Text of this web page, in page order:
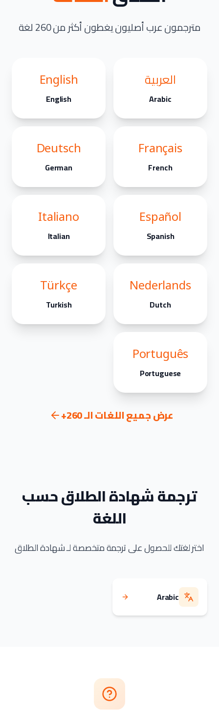
مترجمون عرب أصليون يغطون أكثر من 260 لغة
العربية
Arabic
English
English
Français
French
Deutsch
German
Español
Spanish
Italiano
Italian
Nederlands
Dutch
Türkçe
Turkish
Português
Portuguese
عرض جميع اللغات الـ 260+
ترجمة شهادة الطلاق حسب
اللغة
اختر لغتك للحصول على ترجمة متخصصة لـ شهادة الطلاق
Arabic